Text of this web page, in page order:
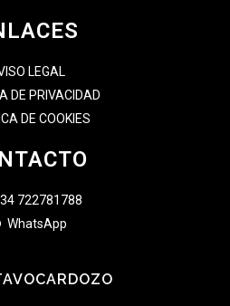
LEGAL
DE PRIVACIDAD
DE COOKIES
722781788
WhatsApp